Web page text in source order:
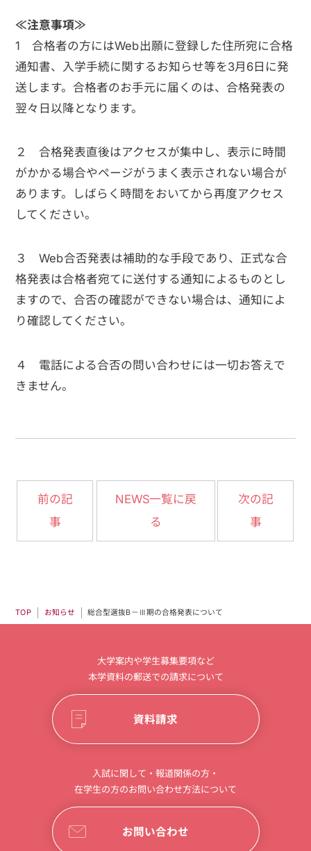
≪注意事項≫
1 合格者の方にはWeb出願に登録した住所宛に合格
通知書、入学手続に関するお知らせ等を3月6日に発
送します。合格者のお手元に届くのは、合格発表の
翌々日以降となります。
２ 合格発表直後はアクセスが集中し、表示に時間
がかかる場合やページがうまく表示されない場合が
あります。しばらく時間をおいてから再度アクセス
してください。
３ Web合否発表は補助的な手段であり、正式な合
格発表は合格者宛てに送付する通知によるものとし
ますので、合否の確認ができない場合は、通知によ
り確認してください。
４ 電話による合否の問い合わせには一切お答えで
きません。
前の記
事
NEWS一覧に戻
る
次の記
事
TOP お知らせ 総合型選抜B－Ⅲ期の合格発表について
大学案内や学生募集要項など
本学資料の郵送での請求について
資料請求
入試に関して・報道関係の方・
在学生の方のお問い合わせ方法について
お問い合わせ